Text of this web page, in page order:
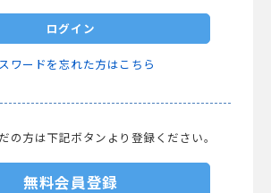
ログイン
ワードを忘れた方はこちら
の方は下記ボタンより登録ください。
無料会員登録